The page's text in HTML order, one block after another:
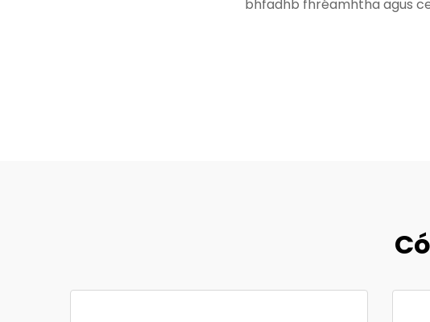
bhfadhb fhréamhtha agus